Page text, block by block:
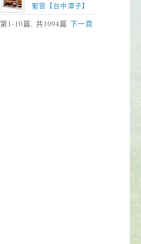
聖宮【台中潭子】
第1-10篇, 共1094篇 下一頁